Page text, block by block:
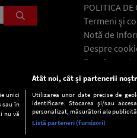
POLITICA DE
Termeni şi
Notă de
Despre
Regulament
GDPR
unici
sau în
nu vă
Atât noi, cât și partenerii
Utilizarea unor date precise de
identificare. Stocarea și/sau
personalizat, măsurători ale
Listă parteneri (furnizori)